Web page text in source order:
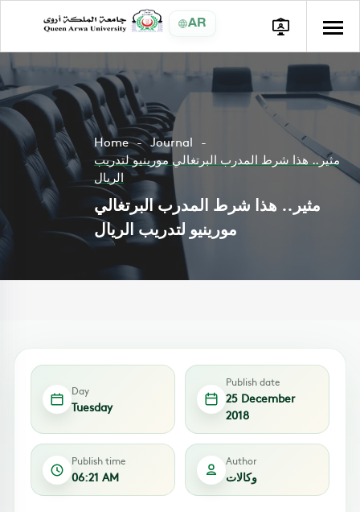
AR
Home
Journal
مثير.. هذا شرط المدرب البرتغالي مورينيو لتدريب
الريال
مثير.. هذا شرط المدرب البرتغالي
مورينيو لتدريب الريال
Day
Tuesday
Publish date
25 December
2018
Publish time
06:21 AM
Author
وكالات